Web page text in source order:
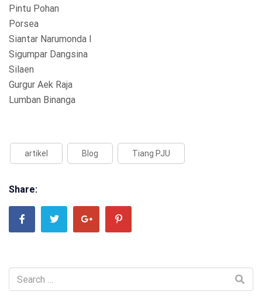
Pintu Pohan
Porsea
Siantar Narumonda I
Sigumpar Dangsina
Silaen
Gurgur Aek Raja
Lumban Binanga
artikel Blog Tiang PJU
Share: